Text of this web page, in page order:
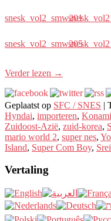
snesk_vol2_smw201
snesk_vol2_smw205
Verder lezen →
Geplaatst op SFC / SNES |
Hyndai, importeren, Konami
Zuidoost-Azië, zuid-korea,
mario world 2, super nes,
Island, Super Com Boy,
Vertaling